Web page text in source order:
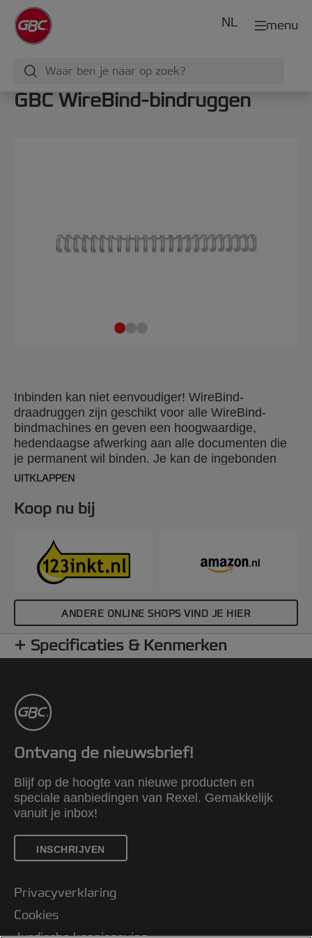
menu
NL
GBC WireBind-bindruggen
Inbinden kan niet eenvoudiger! WireBind-
draadruggen zijn geschikt voor alle WireBind-
bindmachines en geven een hoogwaardige,
hedendaagse afwerking aan alle documenten die
je permanent wil binden. Je kan de ingebonden
bladzijden 360° omslaan en plat leggen, zodat je
draad. Geschikt voor maximaal 70 vellen papier.
A5-formaat. Aantal stuks per verpakking: 100.
UITKLAPPEN
Koop nu bij
ANDERE ONLINE SHOPS VIND JE HIER
Specificaties & Kenmerken
Ontvang de nieuwsbrief!
Blijf op de hoogte van nieuwe producten en
speciale aanbiedingen van Rexel. Gemakkelijk
vanuit je inbox!
INSCHRIJVEN
Privacyverklaring
Cookies